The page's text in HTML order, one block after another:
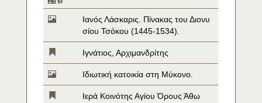
Ιανός Λάσκαρις. Πίνακας του Διονυ
σίου Τσόκου (1445-1534).
Ιγνάτιος, Αρχιμανδρίτης
Ιδιωτική κατοικία στη Μύκονο.
Ιερά Κοινότης Αγίου Όρους Άθω